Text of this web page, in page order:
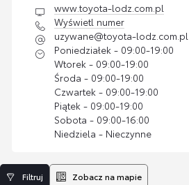
www.toyota-lodz.com.pl
Wyświetl numer
uzywane@toyota-lodz.com.pl
Poniedziałek - 09:00-19:00
Wtorek - 09:00-19:00
Środa - 09:00-19:00
Czwartek - 09:00-19:00
Piątek - 09:00-19:00
Sobota - 09:00-16:00
Niedziela - Nieczynne
Filtruj Zobacz na mapie